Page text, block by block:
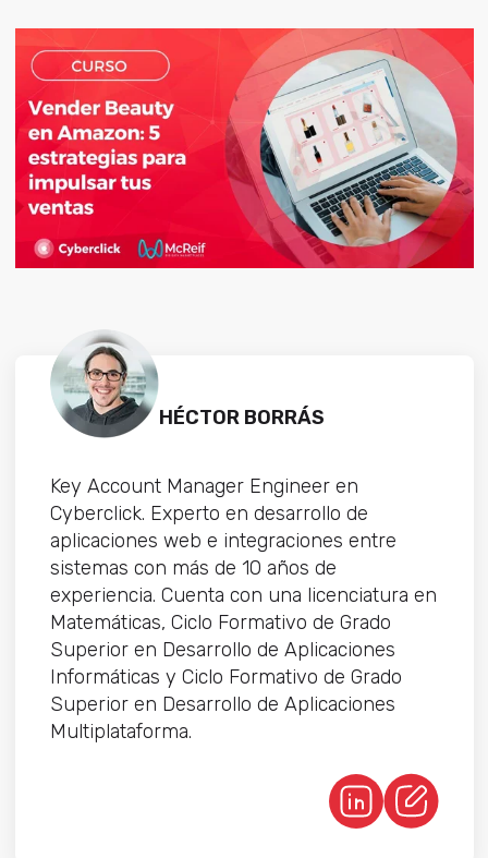
HÉCTOR BORRÁS
Key Account Manager Engineer en
Cyberclick. Experto en desarrollo de
aplicaciones web e integraciones entre
sistemas con más de 10 años de
experiencia. Cuenta con una licenciatura en
Matemáticas, Ciclo Formativo de Grado
Superior en Desarrollo de Aplicaciones
Informáticas y Ciclo Formativo de Grado
Superior en Desarrollo de Aplicaciones
Multiplataforma.